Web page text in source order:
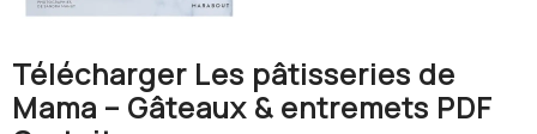
Télécharger Les pâtisseries de
Mama – Gâteaux & entremets PDF